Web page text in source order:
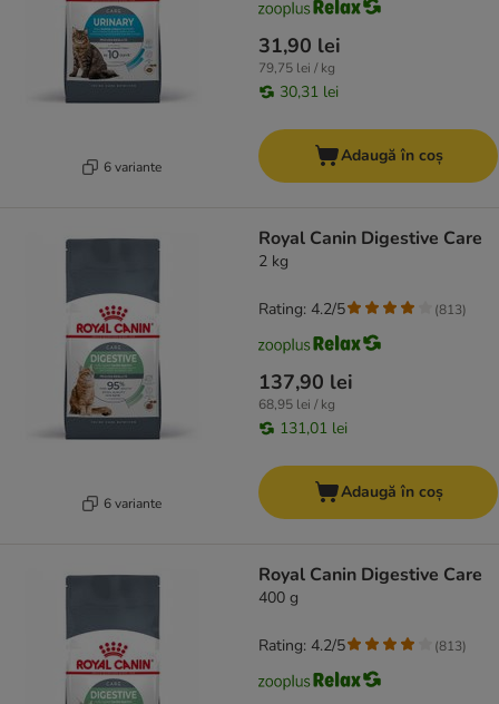
6 variante
31,90 lei
79,75 lei / kg
30,31 lei
Adaugă în coș
6 variante
Royal Canin Digestive Care
2 kg
137,90 lei
68,95 lei / kg
131,01 lei
Rating: 4.2/5 (813)
Adaugă în coș
Royal Canin Digestive Care
400 g
Rating: 4.2/5 (813)